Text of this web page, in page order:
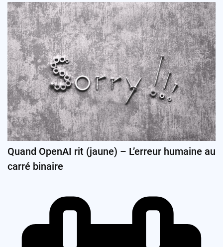
Quand OpenAI rit (jaune) – L’erreur humaine au
carré binaire